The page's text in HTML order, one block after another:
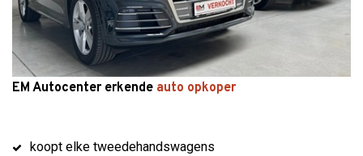
EM Autocenter erkende auto opkoper
koopt elke tweedehandswagens